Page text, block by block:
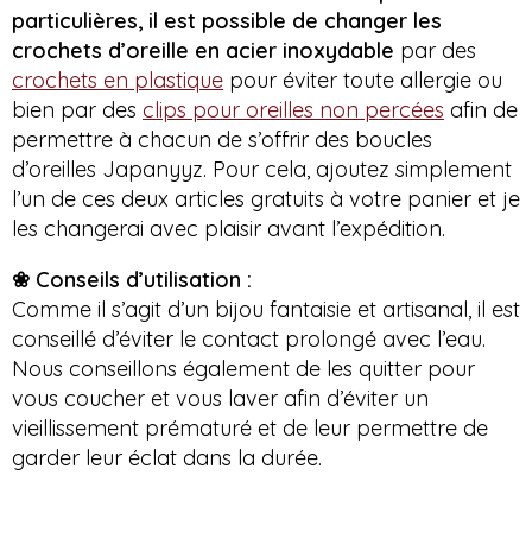
particulières, il est possible de changer les
crochets d’oreille en acier inoxydable par des
crochets en plastique pour éviter toute allergie ou
bien par des clips pour oreilles non percées afin de
permettre à chacun de s’offrir des boucles
d’oreilles Japanyyz. Pour cela, ajoutez simplement
l’un de ces deux articles gratuits à votre panier et je
les changerai avec plaisir avant l’expédition.
❀ Conseils d’utilisation :
Comme il s’agit d’un bijou fantaisie et artisanal, il est
conseillé d’éviter le contact prolongé avec l’eau.
Nous conseillons également de les quitter pour
vous coucher et vous laver afin d’éviter un
vieillissement prématuré et de leur permettre de
garder leur éclat dans la durée.